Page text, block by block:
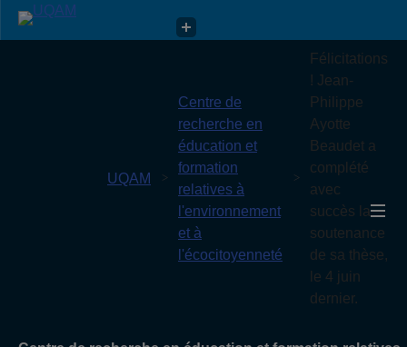
Centre de recherche en éducation et formation relatives à
UQAM
Centre de
recherche en
éducation et
formation
relatives à
l'environnement
et à
l'écocitoyenneté
Félicitations
! Jean-
Philippe
Ayotte
Beaudet a
complété
avec
succès la
soutenance
de sa thèse,
le 4 juin
dernier.